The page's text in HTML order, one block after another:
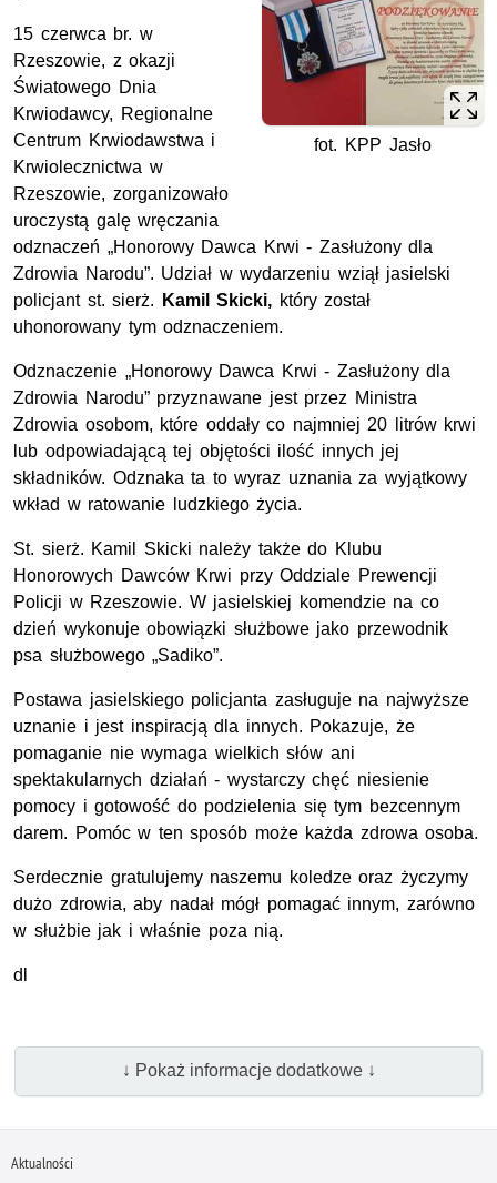
fot. KPP Jasło
15 czerwca br. w
Rzeszowie, z okazji
Światowego Dnia
Krwiodawcy, Regionalne
Centrum Krwiodawstwa i
Krwiolecznictwa w
Rzeszowie, zorganizowało
uroczystą galę wręczania
odznaczeń „Honorowy Dawca Krwi - Zasłużony dla
Zdrowia Narodu”. Udział w wydarzeniu wziął jasielski
policjant st. sierż.
Kamil Skicki, który został
uhonorowany tym odznaczeniem.
Odznaczenie „Honorowy Dawca Krwi - Zasłużony dla
Zdrowia Narodu” przyznawane jest przez Ministra
Zdrowia osobom, które oddały co najmniej 20 litrów krwi
lub odpowiadającą tej objętości ilość innych jej
składników. Odznaka ta to wyraz uznania za wyjątkowy
wkład w ratowanie ludzkiego życia.
St. sierż. Kamil Skicki należy także do Klubu
Honorowych Dawców Krwi przy Oddziale Prewencji
Policji w Rzeszowie. W jasielskiej komendzie na co
dzień wykonuje obowiązki służbowe jako przewodnik
psa służbowego „Sadiko”.
Postawa jasielskiego policjanta zasługuje na najwyższe
uznanie i jest inspiracją dla innych. Pokazuje, że
pomaganie nie wymaga wielkich słów ani
spektakularnych działań - wystarczy chęć niesienie
pomocy i gotowość do podzielenia się tym bezcennym
darem. Pomóc w ten sposób może każda zdrowa osoba.
Serdecznie gratulujemy naszemu koledze oraz życzymy
dużo zdrowia, aby nadał mógł pomagać innym, zarówno
w służbie jak i właśnie poza nią.
dl
↓ Pokaż informacje dodatkowe ↓
Aktualności